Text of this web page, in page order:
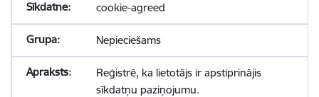
cookie-agreed
Nepieciešams
Reģistrē, ka lietotājs ir apstiprinājis
sīkdatņu paziņojumu.